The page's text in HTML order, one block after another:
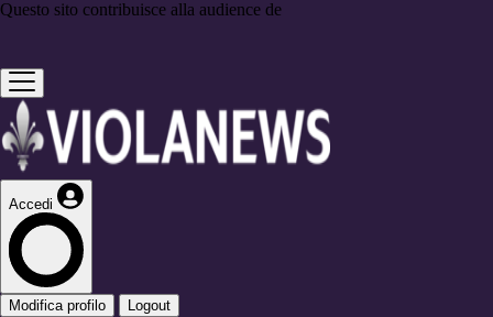
Questo sito contribuisce alla audience de
Accedi
Modifica profilo Logout